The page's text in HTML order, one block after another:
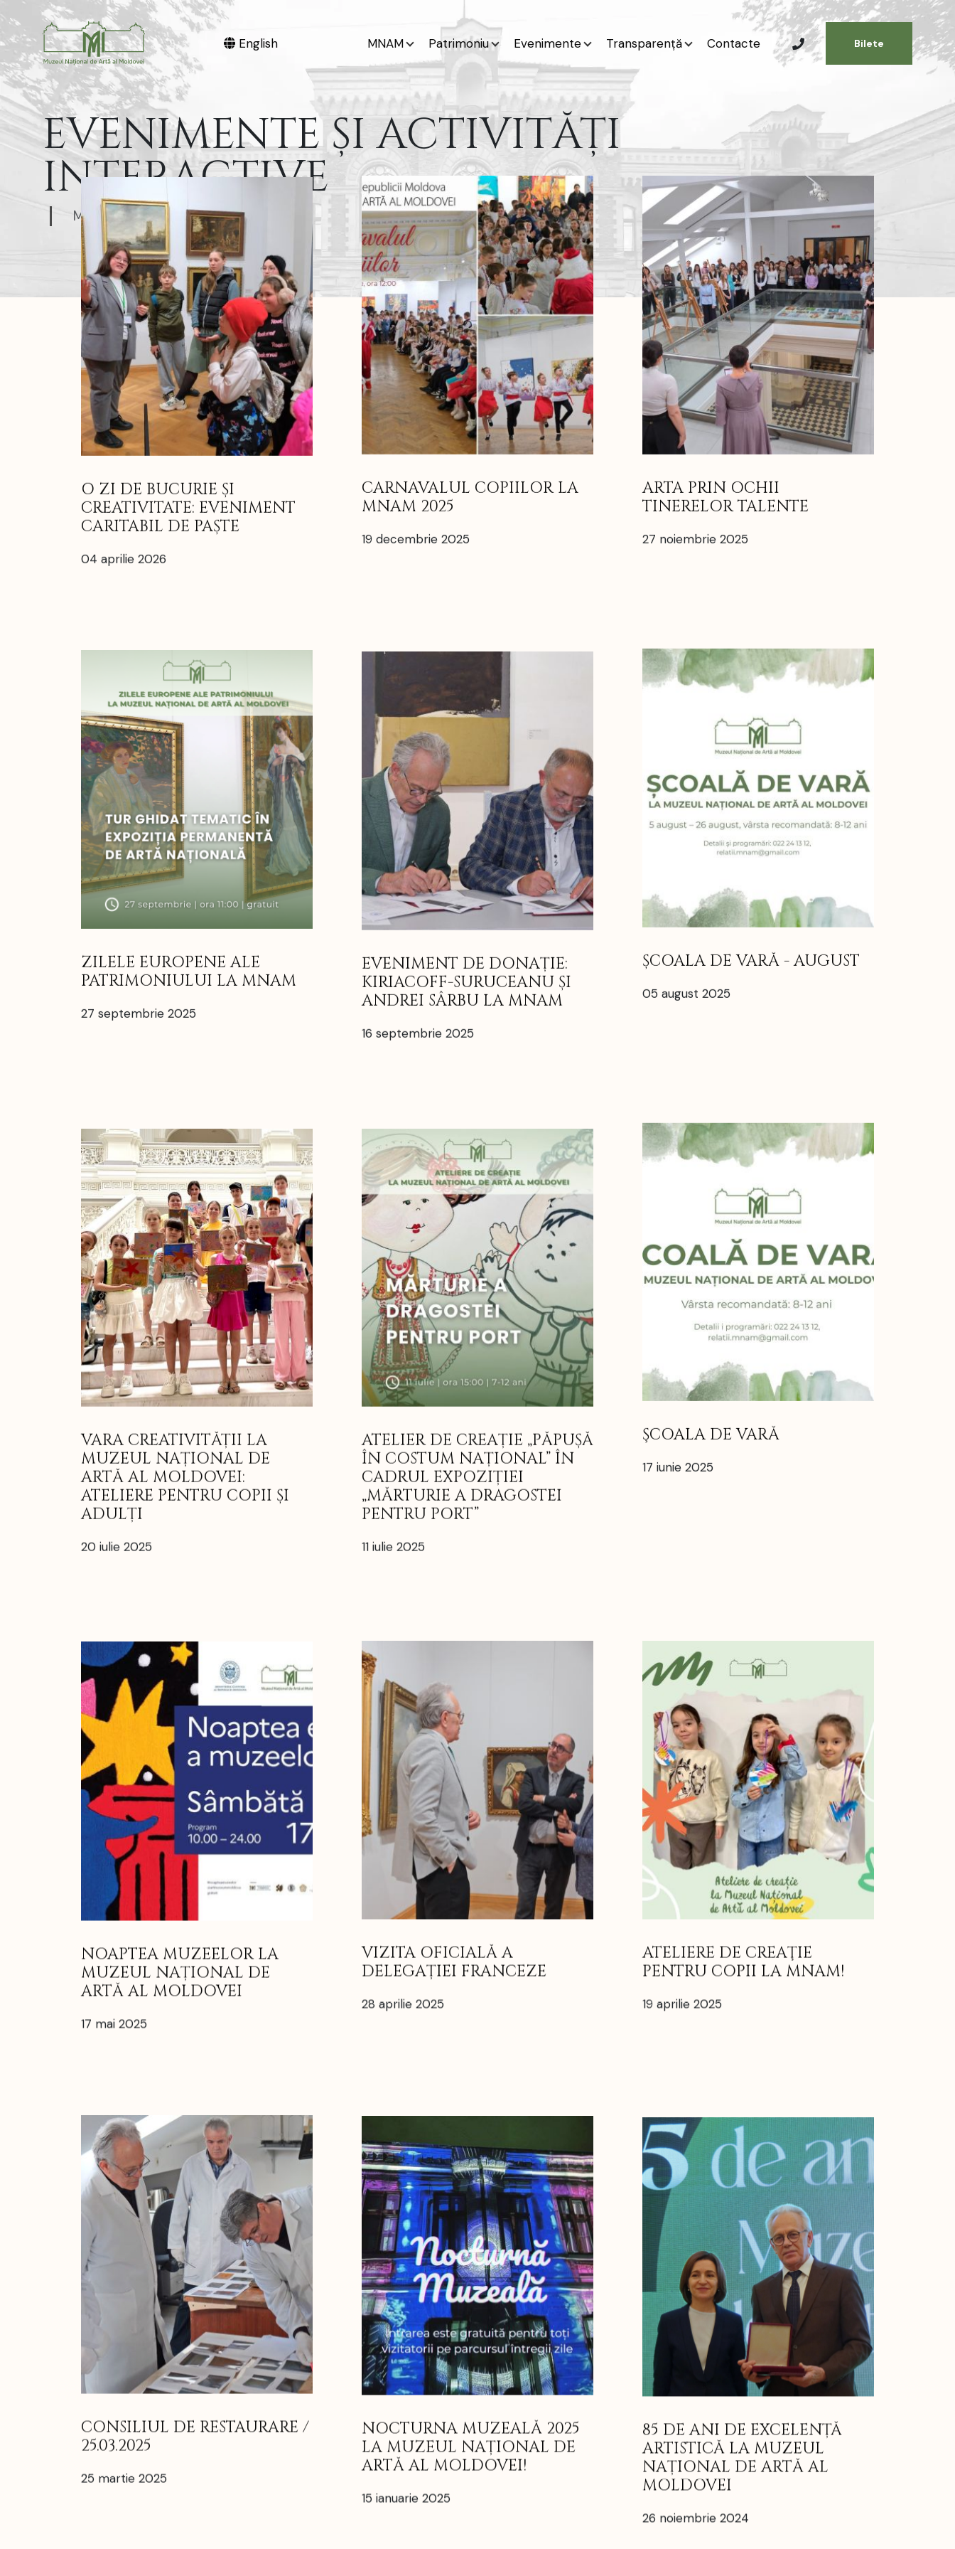
English MNAM Patrimoniu Evenimente Transparență Contacte Bilete
EVENIMENTE ȘI ACTIVITĂȚI
INTERACTIVE
Muzeul Național de Artă al Moldovei
O ZI DE BUCURIE ȘI
CREATIVITATE: EVENIMENT
CARITABIL DE PAȘTE
04 aprilie 2026
CARNAVALUL COPIILOR LA
MNAM 2025
19 decembrie 2025
ARTA PRIN OCHII
TINERELOR TALENTE
27 noiembrie 2025
ZILELE EUROPENE ALE
PATRIMONIULUI LA MNAM
27 septembrie 2025
EVENIMENT DE DONAȚIE:
KIRIACOFF-SURUCEANU ȘI
ANDREI SÂRBU LA MNAM
16 septembrie 2025
ȘCOALA DE VARĂ - AUGUST
05 august 2025
VARA CREATIVITĂȚII LA
MUZEUL NAȚIONAL DE
ARTĂ AL MOLDOVEI:
ATELIERE PENTRU COPII ȘI
ADULȚI
20 iulie 2025
ATELIER DE CREAȚIE „PĂPUȘĂ
ÎN COSTUM NAȚIONAL” ÎN
CADRUL EXPOZIȚIEI
„MĂRTURIE A DRAGOSTEI
PENTRU PORT”
11 iulie 2025
ŞCOALA DE VARĂ
17 iunie 2025
NOAPTEA MUZEELOR LA
MUZEUL NAȚIONAL DE
ARTĂ AL MOLDOVEI
17 mai 2025
VIZITA OFICIALĂ A
DELEGAȚIEI FRANCEZE
28 aprilie 2025
ATELIERE DE CREAŢIE
PENTRU COPII LA MNAM!
19 aprilie 2025
CONSILIUL DE RESTAURARE /
25.03.2025
25 martie 2025
NOCTURNA MUZEALĂ 2025
LA MUZEUL NAȚIONAL DE
ARTĂ AL MOLDOVEI!
15 ianuarie 2025
85 DE ANI DE EXCELENȚĂ
ARTISTICĂ LA MUZEUL
NAȚIONAL DE ARTĂ AL
MOLDOVEI
26 noiembrie 2024